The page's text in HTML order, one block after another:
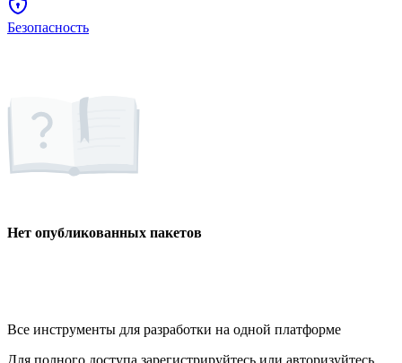
Безопасность
Нет опубликованных пакетов
Все инструменты для разработки на одной платформе
Для полного доступа зарегистрируйтесь или авторизуйтесь